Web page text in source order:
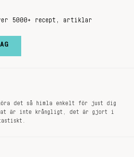
5000+ recept, artiklar
göra det så himla enkelt för just dig
är inte krångligt, det är gjort i